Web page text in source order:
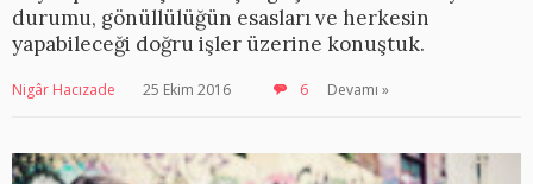
durumu, gönüllülüğün esasları ve herkesin
yapabileceği doğru işler üzerine konuştuk.
Nigâr Hacızade 25 Ekim 2016 6 Devamı »